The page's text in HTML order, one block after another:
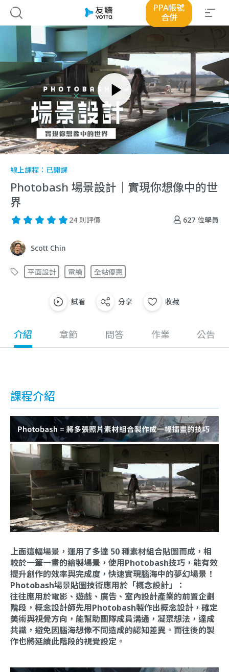
PPA帳號
合併
線上課程： 已開課
Photobash 場景設計｜實現你想像中的世
界
627 位學員
24 則評價
Scott Chin
平面設計 電繪 全站優惠
試看 分享 收藏
介紹 章節 問答 作業 公告
課程介紹
上面這幅場景，運用了多達 50 種素材組合貼圖而成，相
較於一筆一畫的繪製場景，使用Photobash技巧，能有效
提升創作的效率與完成度，快速實現腦海中的夢幻場景！
Photobash場景貼圖技術應用於「概念設計」：
往往應用於電影、遊戲、廣告、室內設計產業的前置企劃
階段，概念設計師先用Photobash製作出概念設計，確定
美術與視覺方向，能幫助團隊成員溝通，凝聚想法，達成
共識，避免因腦海想像不同造成的認知差異。而往後的製
作也將延續此階段的視覺設定。